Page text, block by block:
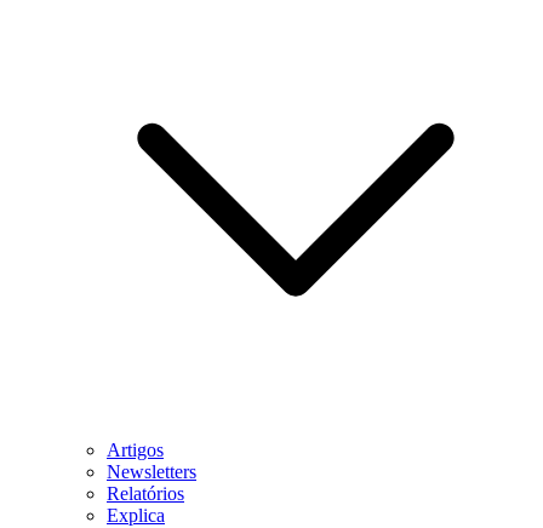
Artigos
Newsletters
Relatórios
Explica